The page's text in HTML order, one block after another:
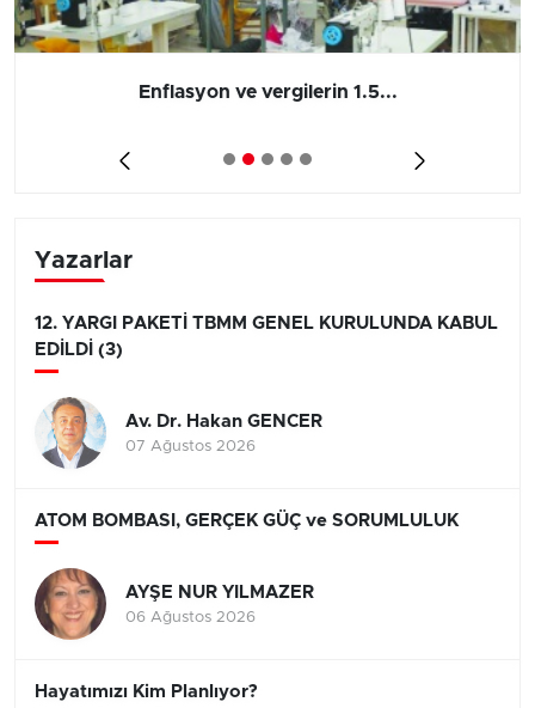
Enflasyon ve vergilerin 1.5...
Yazarlar
12. YARGI PAKETİ TBMM GENEL KURULUNDA KABUL
EDİLDİ (3)
Av. Dr. Hakan GENCER
07 Ağustos 2026
ATOM BOMBASI, GERÇEK GÜÇ ve SORUMLULUK
AYŞE NUR YILMAZER
06 Ağustos 2026
Hayatımızı Kim Planlıyor?